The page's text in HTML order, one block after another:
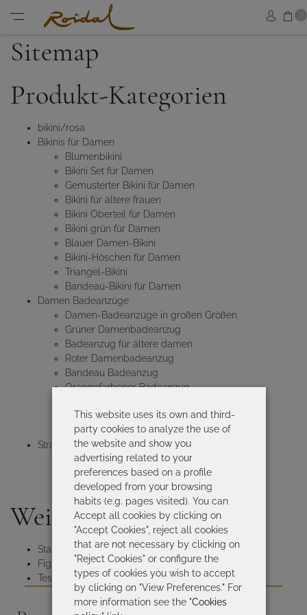
Sign in
0
Sitemap
Produkt-Kategorien
bikini/rosa
Bikinis für Damen
Blumenbikini
Bikini Set für Damen
Gemusterter Bikini für Damen
Bikini für ältere frauen
Bikini Oberteil für Damen
Bikini grün für Damen
Blauer Damen-Bikini
Bikini-Höschen für Damen
Triangel-Bikini
Bandeau-Bikini für Damen
Damen Badeanzüge
Damen-Badeanzüge in großen Größen
Grüner Damenbadeanzug
Badeanzug für ältere damen
Roter Damenbadeanzug
Bandeau Badeanzug
Orangefarbener Badeanzug
Geblümter Einteiler
Blauer Badeanzug
Strandbekleidung für Damen
Strandkleider für Damen
Strandhemd für Damen
Strand-Pareo für Damen
Weitere Seiten
Startseite
Figurformender Badeanzug für Damen
Tessy Kollektion
This website uses its own and third-
party cookies to analyze the use of
the website and show you
advertising related to your
preferences based on a profile
developed from your browsing
habits (e.g. pages visited). You can
Accept all cookies by clicking on
"Accept Cookies", reject all cookies
that are not necessary by clicking on
"Reject Cookies" or configure the
types of cookies you wish to accept
by clicking on "View Preferences." For
more information see the "Cookies